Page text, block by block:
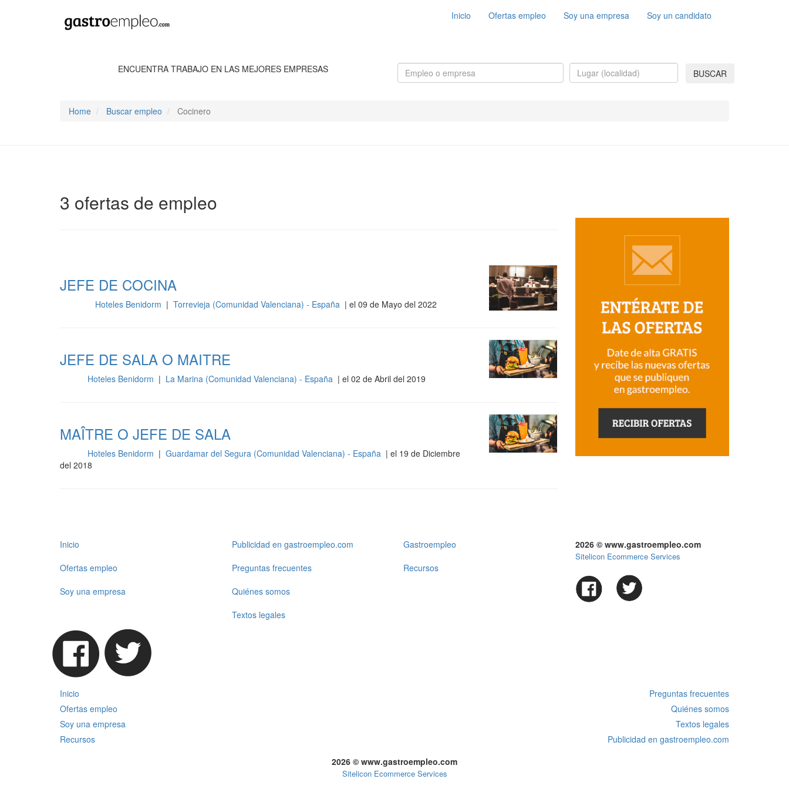
Inicio Ofertas empleo Soy una empresa Soy un candidato
ENCUENTRA TRABAJO EN LAS MEJORES EMPRESAS BUSCAR
Home Buscar empleo Cocinero
3 ofertas de empleo
JEFE DE COCINA
Hoteles Benidorm | Torrevieja (Comunidad Valenciana) - España | el 09 de Mayo del 2022
JEFE DE SALA O MAITRE
Hoteles Benidorm | La Marina (Comunidad Valenciana) - España | el 02 de Abril del 2019
MAÎTRE O JEFE DE SALA
Hoteles Benidorm | Guardamar del Segura (Comunidad Valenciana) - España | el 19 de Diciembre
del 2018
Inicio
Ofertas empleo
Soy una empresa
Publicidad en gastroempleo.com
Preguntas frecuentes
Quiénes somos
Textos legales
Gastroempleo
Recursos
2026 © www.gastroempleo.com
Sitelicon Ecommerce Services
Inicio
Preguntas frecuentes
Ofertas empleo
Quiénes somos
Soy una empresa
Textos legales
Recursos
Publicidad en gastroempleo.com
2026 © www.gastroempleo.com
Sitelicon Ecommerce Services